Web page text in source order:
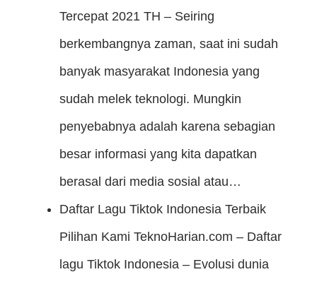
Tercepat 2021 TH – Seiring
berkembangnya zaman, saat ini sudah
banyak masyarakat Indonesia yang
sudah melek teknologi. Mungkin
penyebabnya adalah karena sebagian
besar informasi yang kita dapatkan
berasal dari media sosial atau…
Daftar Lagu Tiktok Indonesia Terbaik
Pilihan Kami TeknoHarian.com – Daftar
lagu Tiktok Indonesia – Evolusi dunia